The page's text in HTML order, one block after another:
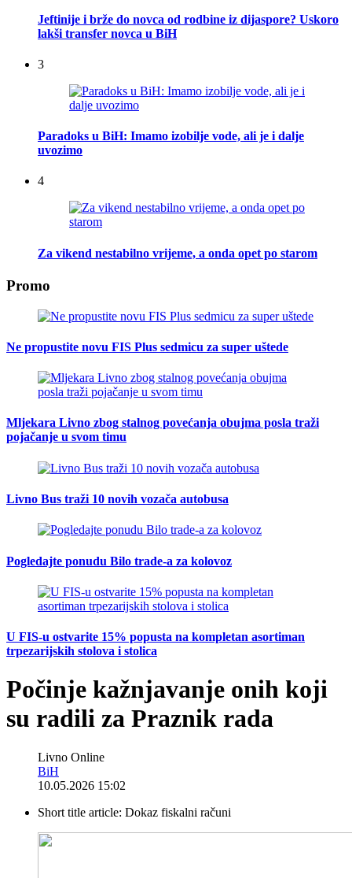
Jeftinije i brže do novca od rodbine iz dijaspore? Uskoro
lakši transfer novca u BiH
3
Paradoks u BiH: Imamo izobilje vode, ali je i dalje
uvozimo
4
Za vikend nestabilno vrijeme, a onda opet po starom
Promo
Ne propustite novu FIS Plus sedmicu za super uštede
Mljekara Livno zbog stalnog povećanja obujma posla traži
pojačanje u svom timu
Livno Bus traži 10 novih vozača autobusa
Pogledajte ponudu Bilo trade-a za kolovoz
U FIS-u ostvarite 15% popusta na kompletan asortiman
trpezarijskih stolova i stolica
Počinje kažnjavanje onih koji
su radili za Praznik rada
Livno Online
BiH
10.05.2026 15:02
Short title article: Dokaz fiskalni računi